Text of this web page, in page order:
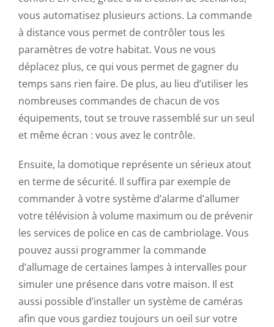
vous automatisez plusieurs actions. La commande
à distance vous permet de contrôler tous les
paramètres de votre habitat. Vous ne vous
déplacez plus, ce qui vous permet de gagner du
temps sans rien faire. De plus, au lieu d’utiliser les
nombreuses commandes de chacun de vos
équipements, tout se trouve rassemblé sur un seul
et même écran : vous avez le contrôle.
Ensuite, la domotique représente un sérieux atout
en terme de sécurité. Il suffira par exemple de
commander à votre système d’alarme d’allumer
votre télévision à volume maximum ou de prévenir
les services de police en cas de cambriolage. Vous
pouvez aussi programmer la commande
d’allumage de certaines lampes à intervalles pour
simuler une présence dans votre maison. Il est
aussi possible d’installer un système de caméras
afin que vous gardiez toujours un oeil sur votre